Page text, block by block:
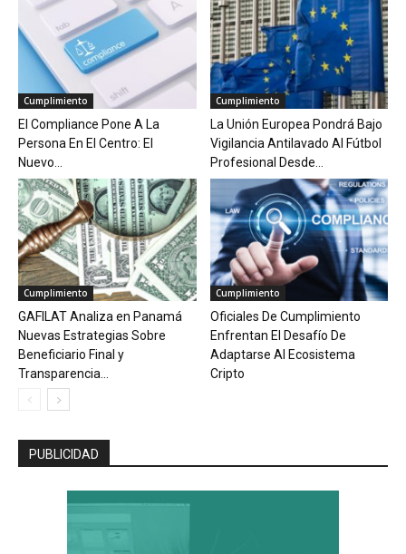
Cumplimiento
El Compliance Pone A La
Persona En El Centro: El
Nuevo...
Cumplimiento
La Unión Europea Pondrá Bajo
Vigilancia Antilavado Al Fútbol
Profesional Desde...
Cumplimiento
GAFILAT Analiza en Panamá
Nuevas Estrategias Sobre
Beneficiario Final y
Transparencia...
Cumplimiento
Oficiales De Cumplimiento
Enfrentan El Desafío De
Adaptarse Al Ecosistema
Cripto
PUBLICIDAD